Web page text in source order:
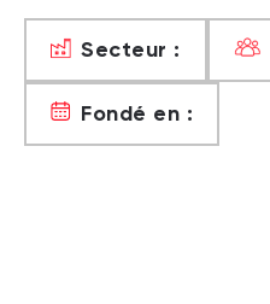
Secteur :
Fondé en :